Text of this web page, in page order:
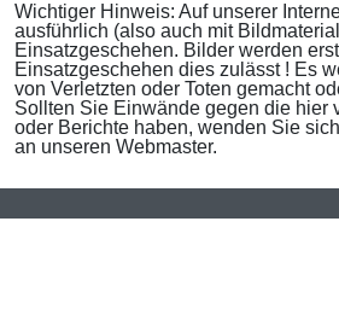
Wichtiger Hinweis: Auf unserer
ausführlich (also auch mit
Einsatzgeschehen. Bilder werden
Einsatzgeschehen dies zulässt ! Es
von Verletzten oder Toten gemacht
Sollten Sie Einwände gegen die hier
oder Berichte haben, wenden Sie
an unseren Webmaster.